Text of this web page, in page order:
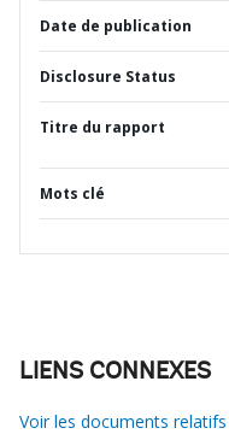
Date de publication
Disclosure Status
Titre du rapport
Mots clé
LIENS CONNEXES
Voir les documents